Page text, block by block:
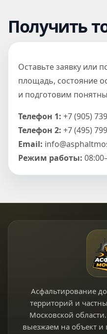
Получить
Оставьте заявку или
площадь, состояние
и подготовим
Телефон 1: +7 (905)
Телефон 2: +7 (495)
Email:
Режим работы:
Асфальтирование
территорий и
Московской
выезжаем на объект и